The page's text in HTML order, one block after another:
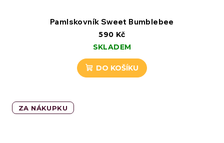
Pamlskovník Sweet Bumblebee
590 Kč
SKLADEM
DO KOŠÍKU
ZA NÁKUPKU